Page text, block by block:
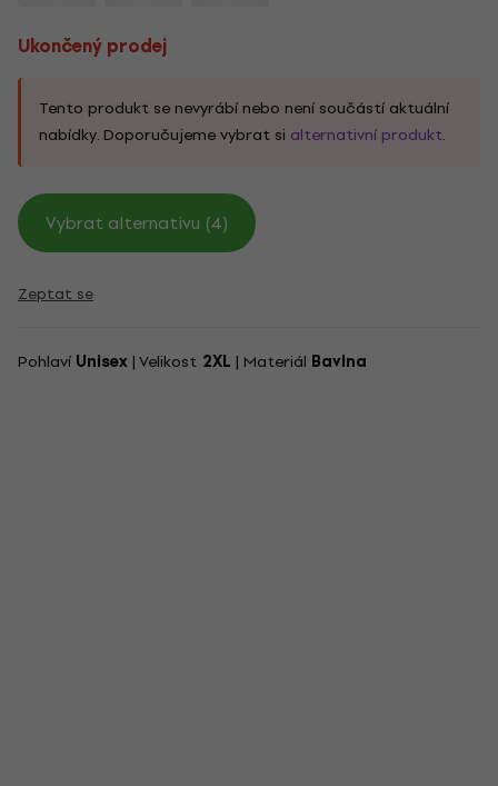
Ukončený prodej
Tento produkt se nevyrábí nebo není součástí aktuální
nabídky. Doporučujeme vybrat si alternativní produkt.
Vybrat alternativu (4)
Zeptat se
Pohlaví Unisex | Velikost 2XL | Materiál Bavlna